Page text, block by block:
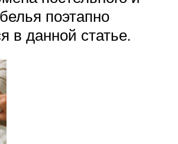
поэтапно
в данной статье.